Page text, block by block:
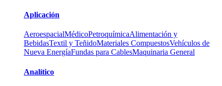
Aplicación
AeroespacialMédicoPetroquímicaAlimentación y
BebidasTextil y TeñidoMateriales CompuestosVehículos de
Nueva EnergíaFundas para CablesMaquinaria General
Analítico